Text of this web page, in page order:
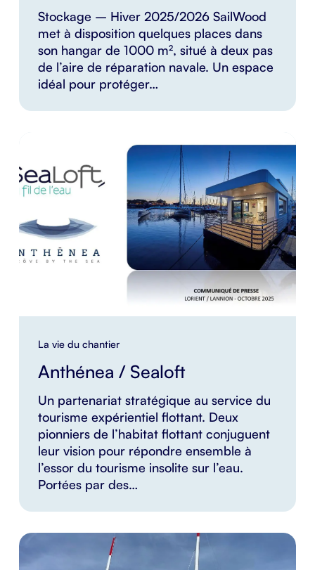
Stockage – Hiver 2025/2026 SailWood
met à disposition quelques places dans
son hangar de 1000 m², situé à deux pas
de l’aire de réparation navale. Un espace
idéal pour protéger…
La vie du chantier
Anthénea / Sealoft
Un partenariat stratégique au service du
tourisme expérientiel flottant. Deux
pionniers de l’habitat flottant conjuguent
leur vision pour répondre ensemble à
l’essor du tourisme insolite sur l’eau.
Portées par des…